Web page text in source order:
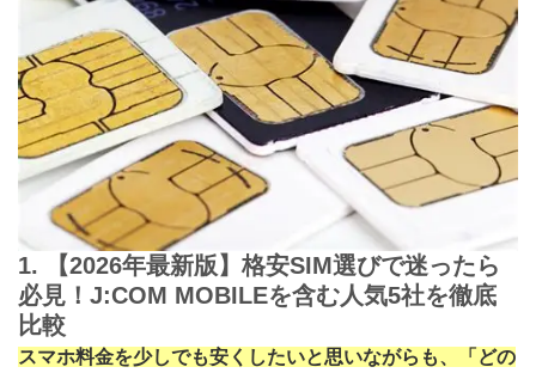
1. 【2026年最新版】格安SIM選びで迷ったら
必見！J:COM MOBILEを含む人気5社を徹底
比較
スマホ料金を少しでも安くしたいと思いながらも、「どの